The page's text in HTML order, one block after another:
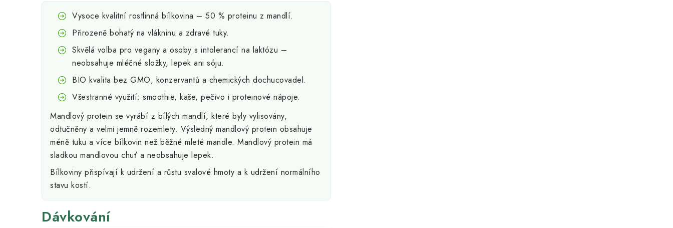
Vysoce kvalitní rostlinná bílkovina – 50 % proteinu z mandlí.
Přirozeně bohatý na vlákninu a zdravé tuky.
Skvělá volba pro vegany a osoby s intolerancí na laktózu –
neobsahuje mléčné složky, lepek ani sóju.
BIO kvalita bez GMO, konzervantů a chemických dochucovadel.
Všestranné využití: smoothie, kaše, pečivo i proteinové nápoje.
Mandlový protein se vyrábí z bílých mandlí, které byly vylisovány,
odtučněny a velmi jemně rozemlety. Výsledný mandlový protein obsahuje
méně tuku a více bílkovin než běžné mleté mandle. Mandlový protein má
sladkou mandlovou chuť a neobsahuje lepek.
Bílkoviny přispívají k udržení a růstu svalové hmoty a k udržení normálního
stavu kostí.
Dávkování